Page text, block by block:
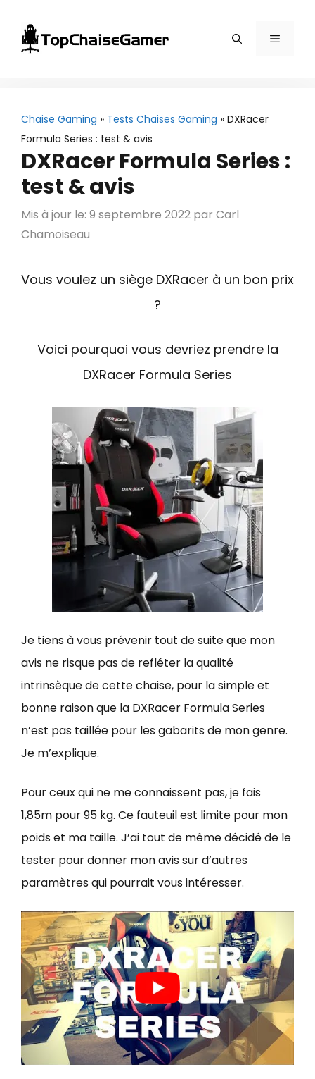
contenu
Menu
Chaise Gaming » Tests Chaises Gaming » DXRacer
Formula Series : test & avis
DXRacer Formula Series :
test & avis
Mis à jour le: 9 septembre 2022 par Carl
Chamoiseau
Vous voulez un siège DXRacer à un bon prix
?
Voici pourquoi vous devriez prendre la
DXRacer Formula Series
Je tiens à vous prévenir tout de suite que mon
avis ne risque pas de refléter la qualité
intrinsèque de cette chaise, pour la simple et
bonne raison que la DXRacer Formula Series
n’est pas taillée pour les gabarits de mon genre.
Je m’explique.
Pour ceux qui ne me connaissent pas, je fais
1,85m pour 95 kg. Ce fauteuil est limite pour mon
poids et ma taille. J’ai tout de même décidé de le
tester pour donner mon avis sur d’autres
paramètres qui pourrait vous intéresser.